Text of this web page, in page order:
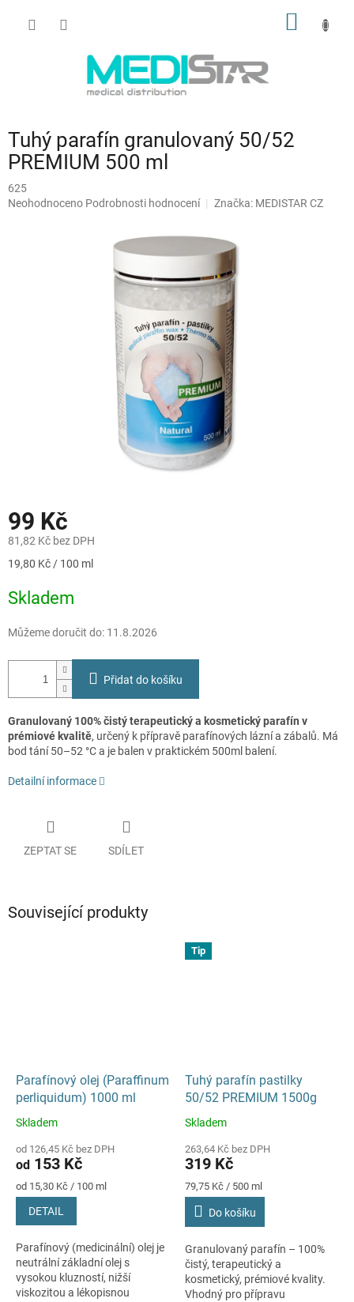
Tuhý parafín granulovaný 50/52
PREMIUM 500 ml
625
Průměrné
Neohodnoceno Podrobnosti hodnocení Značka: MEDISTAR CZ
99 Kč
81,82 Kč bez DPH
Měrná
19,80 Kč / 100 ml
Skladem
Můžeme doručit do: 11.8.2026
Přidat do košíku
Granulovaný 100% čistý terapeutický a kosmetický parafín v
prémiové kvalitě, určený k přípravě parafínových lázní a zábalů. Má
bod tání 50–52 °C a je balen v praktickém 500ml balení.
Detailní informace
ZEPTAT SE SDÍLET
Související produkty
Parafínový olej (Paraffinum
perliquidum) 1000 ml
Průměrné
produktu
je
5,0
z
Skladem
od 126,45 Kč bez DPH
od 153 Kč
Měrná
cena:
od 15,30 Kč / 100 ml
DETAIL
Parafínový (medicinální) olej je
neutrální základní olej s
vysokou kluzností, nižší
viskozitou a lékopisnou
Tip
Tuhý parafín pastilky
50/52 PREMIUM 1500g
Průměrné
produktu
je
5,0
z
hvězdiček.
Skladem
263,64 Kč bez DPH
319 Kč
Měrná
cena:
79,75 Kč / 500 ml
Do košíku
Granulovaný parafín – 100%
čistý, terapeutický a
kosmetický, prémiové kvality.
Vhodný pro přípravu